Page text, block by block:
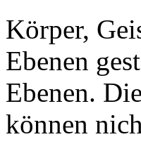
Körper,
Ebenen
Ebenen.
können